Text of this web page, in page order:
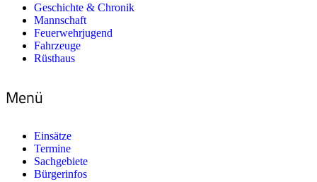
Geschichte & Chronik
Mannschaft
Feuerwehrjugend
Fahrzeuge
Rüsthaus
Menü
Einsätze
Termine
Sachgebiete
Bürgerinfos